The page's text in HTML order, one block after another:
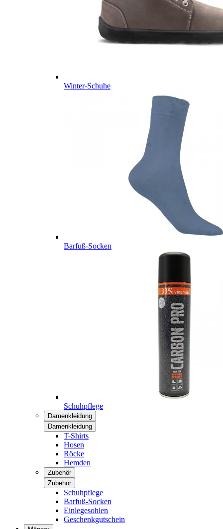
Winter-Schuhe
Barfuß-Socken
Schuhpflege
Damenkleidung
Damenkleidung
T-Shirts
Hosen
Röcke
Hemden
Zubehör
Zubehör
Schuhpflege
Barfuß-Socken
Einlegesohlen
Geschenkgutschein